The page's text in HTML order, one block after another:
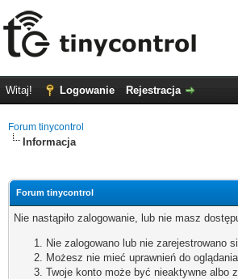
Witaj! Logowanie Rejestracja
Forum tinycontrol
Informacja
Forum tinycontrol
Nie nastąpiło zalogowanie, lub nie masz
Nie zalogowano lub nie zarejestrowano
Możesz nie mieć uprawnień do
Twoje konto może być nieaktywne albo